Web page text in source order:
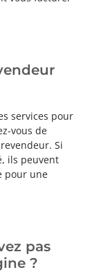
services pour
vous de
Si
ils peuvent
pour une
pas
?